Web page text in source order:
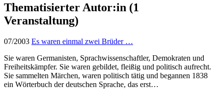
Thematisierter Autor:in (1
Veranstaltung)
07/2003 Es waren einmal zwei Brüder …
Sie waren Germanisten, Sprachwissenschaftler, Demokraten und
Freiheitskämpfer. Sie waren gebildet, fleißig und politisch aufrecht.
Sie sammelten Märchen, waren politisch tätig und begannen 1838
ein Wörterbuch der deutschen Sprache, das erst…